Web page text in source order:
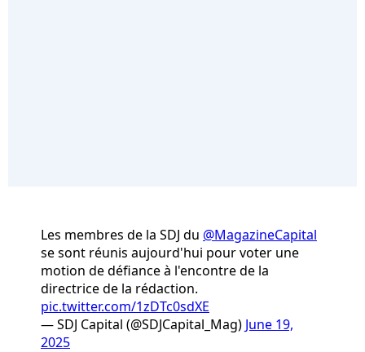
Les membres de la SDJ du @MagazineCapital
se sont réunis aujourd'hui pour voter une
motion de défiance à l'encontre de la
directrice de la rédaction.
pic.twitter.com/1zDTc0sdXE
— SDJ Capital (@SDJCapital_Mag) June 19,
2025